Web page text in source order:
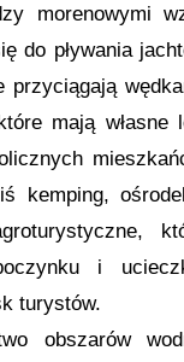
morenowymi
do pływania
mają własne
kemping,
i
turystów.
obszarów